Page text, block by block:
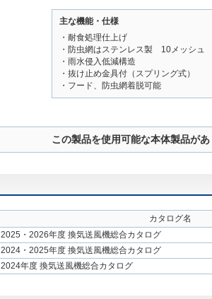
主な機能・仕様
・耐食処理仕上げ
・防虫網はステンレス製 10メッシュ
・雨水侵入低減構造
・抜け止め金具付（スプリング式）
・フード、防虫網着脱可能
この製品を使用可能な本体製品が
カタログ名
2025・2026年度 換気送風機総合カタログ
2024・2025年度 換気送風機総合カタログ
2024年度 換気送風機総合カタログ